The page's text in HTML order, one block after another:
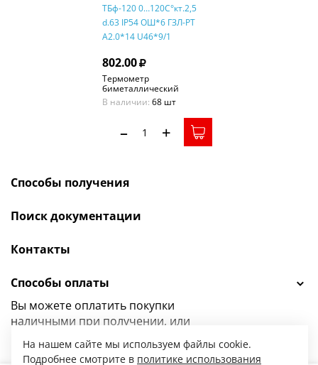
802.00
Термометр
биметаллический
ТБф-120 0…120C°кт.2,5
d.63 IP54 ОШ*6 ГЗЛ-РТ
В наличии: 68 шт
– +
Способы получения
Поиск документации
Контакты
Способы оплаты
Вы можете оплатить покупки
наличными при получении, или
другой способ оплаты.
На нашем сайте мы используем файлы cookie.
Подробнее смотрите в политике использования